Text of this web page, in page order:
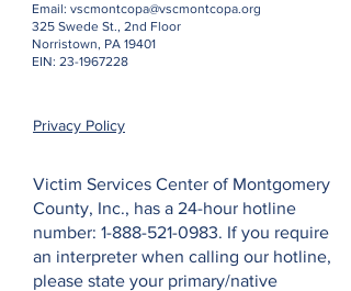
Email: vscmontcopa@vscmontcopa.org
325 Swede St., 2nd Floor
Norristown, PA 19401
EIN: 23-1967228
Privacy Policy
Victim Services Center of Montgomery
County, Inc., has a 24-hour hotline
number: 1-888-521-0983. If you require
an interpreter when calling our hotline,
please state your primary/native